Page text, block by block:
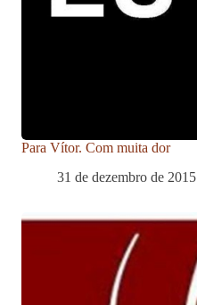
Para Vítor. Com muita dor
31 de dezembro de 2015